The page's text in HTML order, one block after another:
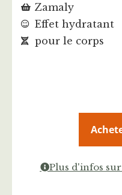
Zamaly
Effet hydratant
pour le corps
Plus d'infos